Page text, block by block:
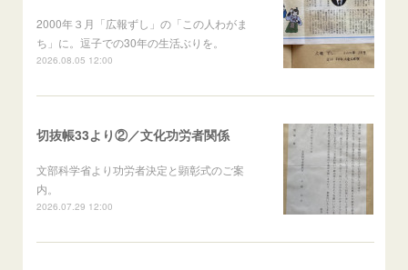
2000年３月「広報ずし」の「この人わがま
ち」に。逗子での30年の生活ぶりを。
2026.08.05 12:00
切抜帳33より②／文化功労者関係
文部科学省より功労者決定と顕彰式のご案
内。
2026.07.29 12:00